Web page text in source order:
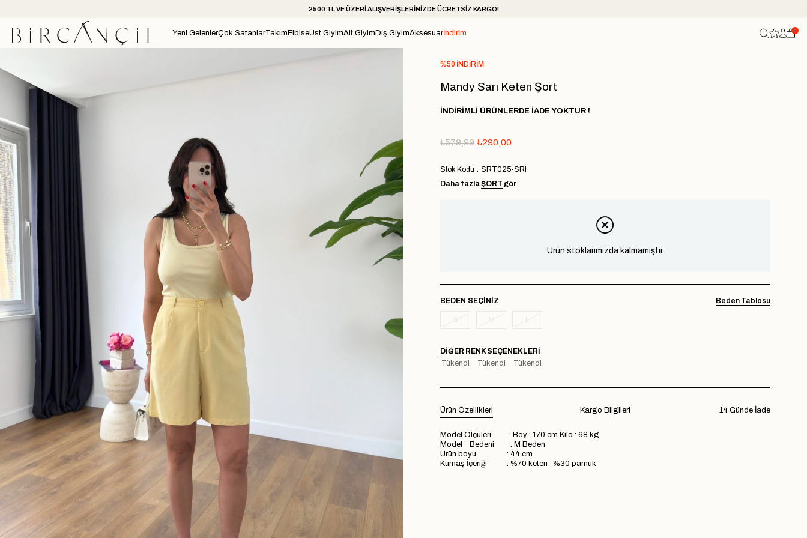
2500 TL VE ÜZERİ ALIŞVERİŞLERİNİZDE ÜCRETSİZ KARGO!
Yeni GelenlerÇok SatanlarTakım ElbiseÜst GiyimAlt Giyim Dış GiyimAksesuarİndirim 0
%50 İNDIRIM
Mandy Sarı Keten Şort
İNDİRİMLİ ÜRÜNLERDE İADE YOKTUR !
₺579,99 ₺290,00
Stok Kodu
SRT025-SRI
Daha fazlaŞORT gör
Ürün stoklarımızda kalmamıştır.
Beden Tablosu
BEDEN
DIĞER RENK SEÇENEKLERI
Tükendi
Tükendi Tükendi
Ürün Özellikleri 14 Günde İade
Kargo Bilgileri
Model Ölçüleri : Boy : 170 cm Kilo : 68 kg
Model Bedeni : M Beden
Ürün boyu : 44 cm
Kumaş İçeriği : %70 keten %30 pamuk